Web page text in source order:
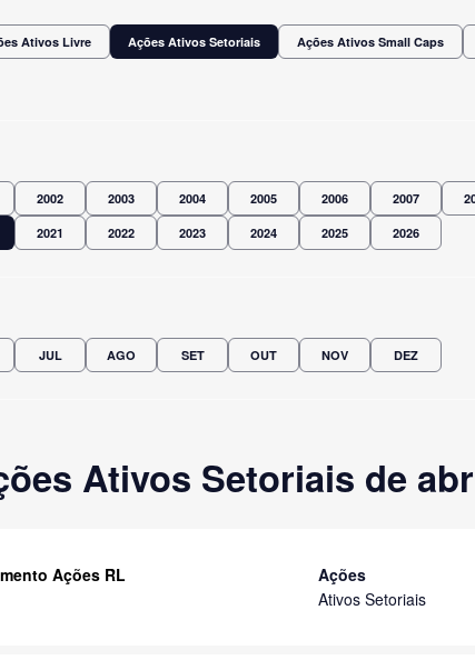
Ativos Livre Ações Ativos Setoriais Ações Ativos Small Caps
2002 2003 2004 2005 2006 2007
2021 2022 2023 2024 2025 2026
JUL AGO SET OUT NOV DEZ
Ativos Setoriais de
Ações RL
Ações
Ativos Setoriais